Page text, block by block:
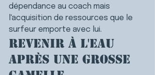
dépendance au coach mais
l'acquisition de ressources que le
surfeur emporte avec lui.
Revenir à l'eau
après une grosse